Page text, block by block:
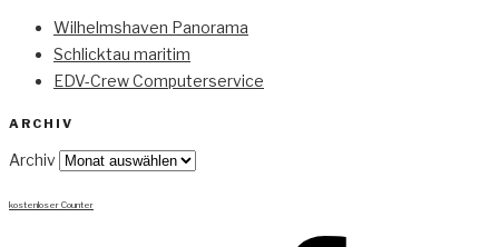
Wilhelmshaven Panorama
Schlicktau maritim
EDV-Crew Computerservice
ARCHIV
Archiv
kostenloser Counter